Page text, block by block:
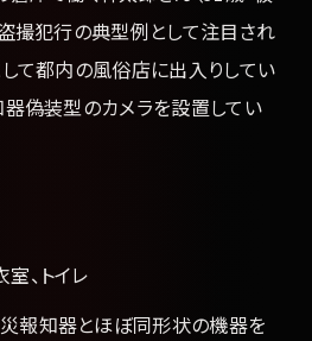
撮犯行の典型例として注目され
て都内の風俗店に出入りしてい
器偽装型のカメラを設置してい
室、トイレ
災報知器とほぼ同形状の機器を